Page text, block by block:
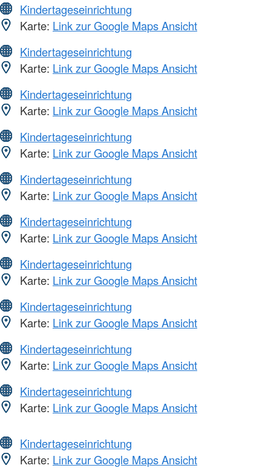
Kindertageseinrichtung
Karte: Link zur Google Maps Ansicht
Kindertageseinrichtung
Karte: Link zur Google Maps Ansicht
Kindertageseinrichtung
Karte: Link zur Google Maps Ansicht
Kindertageseinrichtung
Karte: Link zur Google Maps Ansicht
Kindertageseinrichtung
Karte: Link zur Google Maps Ansicht
Kindertageseinrichtung
Karte: Link zur Google Maps Ansicht
Kindertageseinrichtung
Karte: Link zur Google Maps Ansicht
Kindertageseinrichtung
Karte: Link zur Google Maps Ansicht
Kindertageseinrichtung
Karte: Link zur Google Maps Ansicht
Kindertageseinrichtung
Karte: Link zur Google Maps Ansicht
Kindertageseinrichtung
Karte: Link zur Google Maps Ansicht